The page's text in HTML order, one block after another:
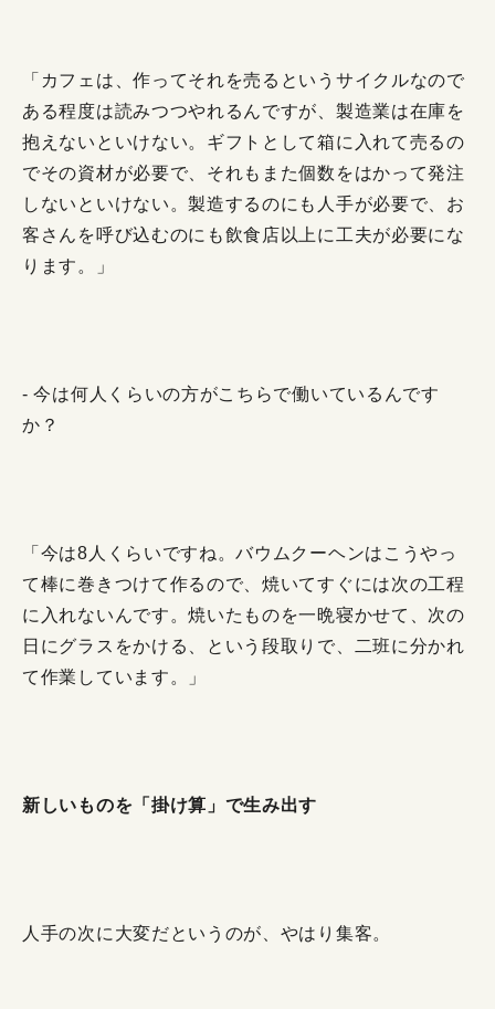
「カフェは、作ってそれを売るというサイクルなので
ある程度は読みつつやれるんですが、製造業は在庫を
抱えないといけない。ギフトとして箱に入れて売るの
でその資材が必要で、それもまた個数をはかって発注
しないといけない。製造するのにも人手が必要で、お
客さんを呼び込むのにも飲食店以上に工夫が必要にな
ります。」
- 今は何人くらいの方がこちらで働いているんです
か？
「今は8人くらいですね。バウムクーヘンはこうやっ
て棒に巻きつけて作るので、焼いてすぐには次の工程
に入れないんです。焼いたものを一晩寝かせて、次の
日にグラスをかける、という段取りで、二班に分かれ
て作業しています。」
新しいものを「掛け算」で生み出す
人手の次に大変だというのが、やはり集客。